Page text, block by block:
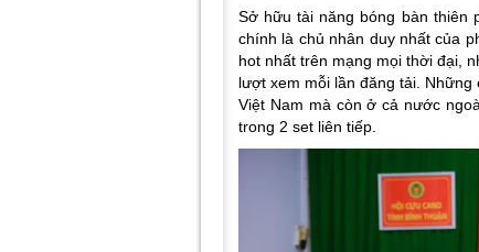
Sở hữu tài năng bóng bàn thiên
chính là chủ nhân duy nhất của
hot nhất trên mạng mọi thời đại,
lượt xem mỗi lần đăng tải.
Việt Nam mà còn ở cả nước
trong 2 set liên tiếp.